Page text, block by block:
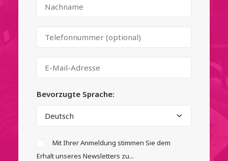
Bevorzugte Sprache:
Mit Ihrer Anmeldung stimmen Sie dem
Erhalt unseres Newsletters zu...